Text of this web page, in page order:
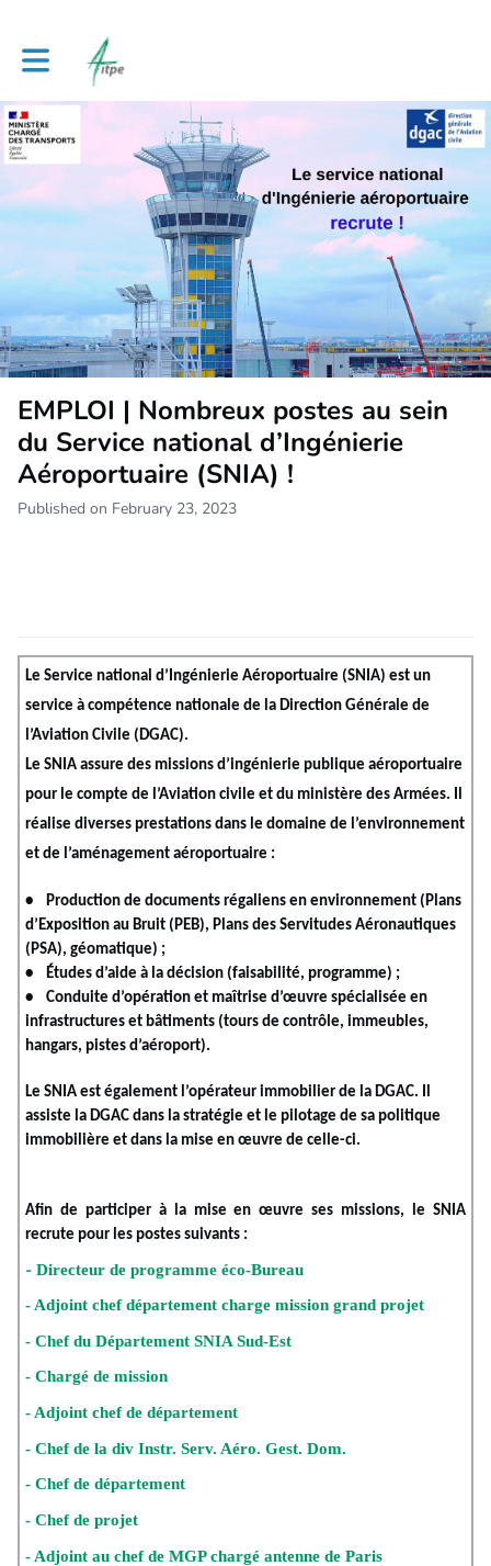
Toggle main navigation
EMPLOI | Nombreux postes au sein
du Service national d’Ingénierie
Aéroportuaire (SNIA) !
Published on February 23, 2023
Le Service national d’Ingénierie Aéroportuaire (SNIA) est un
service à compétence nationale de la Direction Générale de
l’Aviation Civile (DGAC).
Le SNIA assure des missions d’ingénierie publique aéroportuaire
pour le compte de l’Aviation civile et du ministère des Armées. Il
réalise diverses prestations dans le domaine de l’environnement
et de l’aménagement aéroportuaire :
• Production de documents régaliens en environnement (Plans
d’Exposition au Bruit (PEB), Plans des Servitudes Aéronautiques
(PSA), géomatique) ;
• Études d’aide à la décision (faisabilité, programme) ;
• Conduite d’opération et maîtrise d’œuvre spécialisée en
infrastructures et bâtiments (tours de contrôle, immeubles,
hangars, pistes d’aéroport).
Le SNIA est également l’opérateur immobilier de la DGAC. Il
assiste la DGAC dans la stratégie et le pilotage de sa politique
immobilière et dans la mise en œuvre de celle-ci.
Afin de participer à la mise en œuvre ses missions, le SNIA
recrute pour les postes suivants :
-Directeur de programme éco-Bureau
- Adjoint chef département charge mission grand projet
- Chef du Département SNIA Sud-Est
- Chargé de mission
- Adjoint chef de département
- Chef de la div Instr. Serv. Aéro. Gest. Dom.
- Chef de département
- Chef de projet
- Adjoint au chef de MGP chargé antenne de Paris